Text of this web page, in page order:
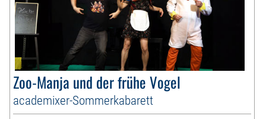
Zoo-Manja und der frühe Vogel
academixer-Sommerkabarett